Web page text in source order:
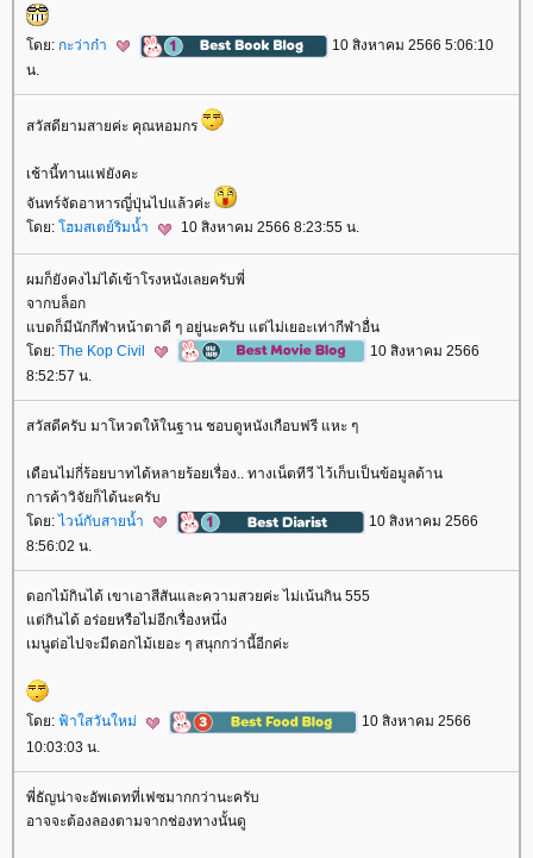
ดย: กะว่าก๋า
10 สิงหาคม 2566 5:06:10
น.
สวัสดียามสายค่ะ คุณหอมกร
เช้านี้ทานแฟยังคะ
จันทร์จัดอาหารญี่ปุ่นไปแล้วค่ะ
ดย: ฮมสเตย์ริมน้ำ 10 สิงหาคม 2566 8:23:55 น.
ผมก็ยังคงไม่ได้เข้าโรงหนังเลยครับพี่
จากบล็อก
บดก็มีนักกีฬาหน้าตาดี ๆ อยู่นะครับ แต่ไม่เยอะเท่ากีฬาอื่น
ดย: The Kop Civil
10 สิงหาคม 2566
8:52:57 น.
สวัสดีครับ มาโหวตให้ในฐาน ชอบดูหนังเกือบฟรี แหะ ๆ
เดือนไม่กี่ร้อยบาทได้หลายร้อยเรื่อง.. ทางเน็ตทีวี ไว้เก็บเป็นข้อมูลด้าน
การค้าวิจัยก็ได้นะครับ
ดย:ไวน์กับสายน้ำ
10 สิงหาคม 2566
8:56:02 น.
ดอกไม้กินได้ เขาเอาสีสันและความสวยค่ะ ไม่เน้นกิน 555
ต่กินได้ อร่อยหรือไม่อีกเรื่องหนึ่ง
เมนูต่อไปจะมีดอกไม้เยอะ ๆ สนุกกว่านี้อีกค่ะ
ดย: ฟ้าใสวันใหม่
10 สิงหาคม 2566
10:03:03 น.
พี่ธัญน่าจะอัพเดทที่เฟซมากกว่านะครับ
อาจจะต้องลองตามจากช่องทางนั้นดู